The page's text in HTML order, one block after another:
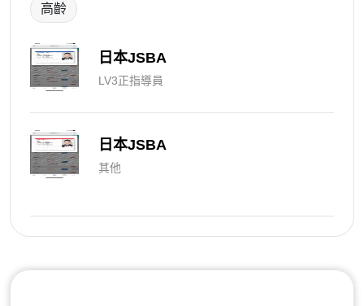
高齡
日本JSBA
LV3正指導員
日本JSBA
其他